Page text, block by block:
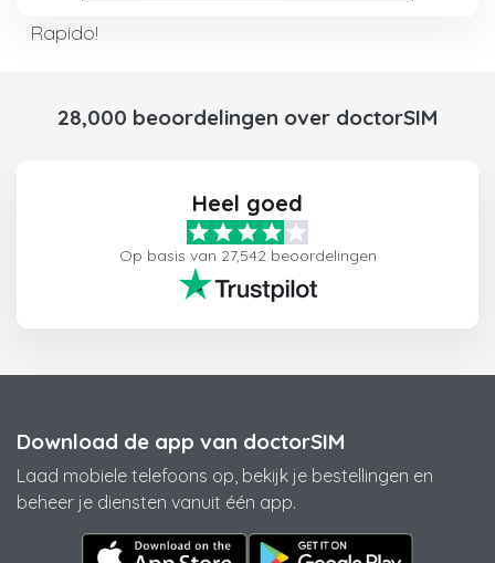
Rapido!
28,000 beoordelingen over doctorSIM
Heel goed
Op basis van 27,542 beoordelingen
Download de app van doctorSIM
Laad mobiele telefoons op, bekijk je bestellingen en
beheer je diensten vanuit één app.